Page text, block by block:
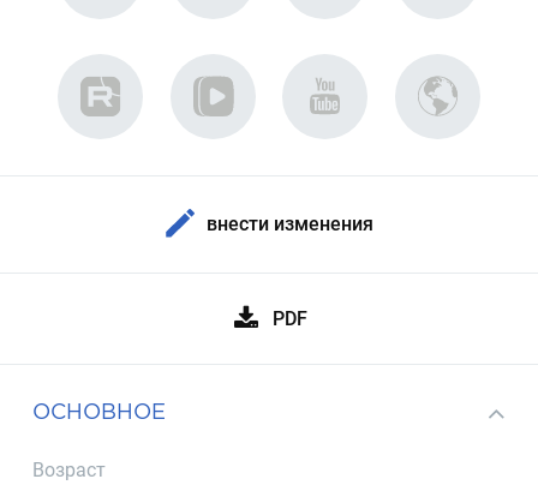
внести изменения
PDF
ОСНОВНОЕ
Возраст